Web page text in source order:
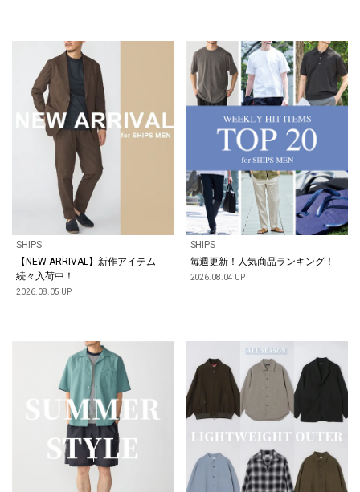
SHIPS
【NEW ARRIVAL】新作アイテム
続々入荷中！
2026.08.05 UP
SHIPS
毎週更新！人気商品ランキング！
2026.08.04 UP